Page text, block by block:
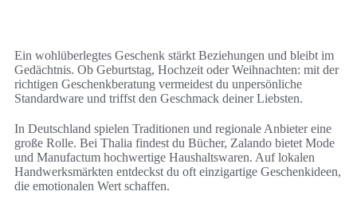
Ein wohlüberlegtes Geschenk stärkt Beziehungen und bleibt im
Gedächtnis. Ob Geburtstag, Hochzeit oder Weihnachten: mit der
richtigen Geschenkberatung vermeidest du unpersönliche
Standardware und triffst den Geschmack deiner Liebsten.
In Deutschland spielen Traditionen und regionale Anbieter eine
große Rolle. Bei Thalia findest du Bücher, Zalando bietet Mode
und Manufactum hochwertige Haushaltswaren. Auf lokalen
Handwerksmärkten entdeckst du oft einzigartige Geschenkideen,
die emotionalen Wert schaffen.